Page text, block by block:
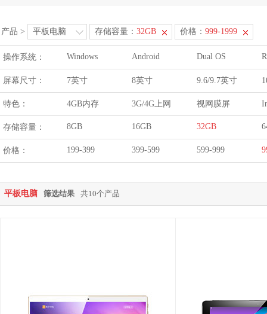
产品 > 平板电脑 存储容量： 32GB 价格： 999-1999
操作系统： Windows Android Dual OS
屏幕尺寸： 7英寸 8英寸 9.6/9.7英寸
特色： 4GB内存 3G/4G上网 视网膜屏
存储容量： 8GB 16GB 32GB
价格： 199-399 399-599 599-999
平板电脑 筛选结果 共10个产品